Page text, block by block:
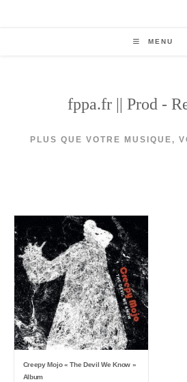
MENU
fppa.fr || Prod -
PLUS QUE VOTRE MUSIQUE,
Creepy Mojo « The Devil We Know »
Album